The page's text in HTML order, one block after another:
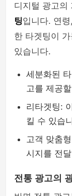
디지털 광고의
팅입니다. 연
한 타겟팅이
있습니다.
세분화된
고를 제공
리타겟팅:
킬 수 있습
고객 맞춤
시지를 전
전통 광고의